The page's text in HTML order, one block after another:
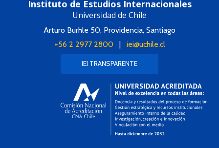
Instituto de Estudios Internacionales
Universidad de Chile
Arturo Burhle 50, Providencia, Santiago
+56 2 2977 2800| iei@uchile.cl
IEI TRANSPARENTE